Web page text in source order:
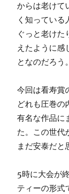
からは老けて
く知っている
ぐっと老けた
えたように感
となのだろう。
今回は看寿賞
どれも圧巻の
有名な作品に
た。この世代
まだ安泰だと
5時に大会が
ティーの形式